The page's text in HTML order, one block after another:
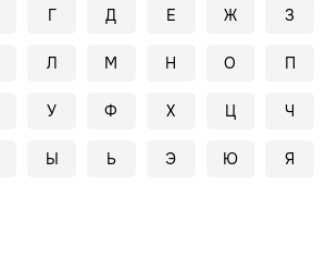
Г Д Е Ж З
Л М Н О П
У Ф Х Ц Ч
Ы Ь Э Ю Я